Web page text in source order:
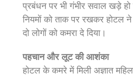
प्रबंधन पर भी गंभीर सवाल खड़े
नियमों को ताक पर रखकर होटल
दो लोगों को कमरा दे दिया।
पहचान और लूट की आशंका
होटल के कमरे में मिली अज्ञात